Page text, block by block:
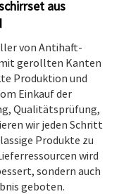
aus
von Antihaft-
gerollten Kanten
Produktion und
Einkauf der
Qualitätsprüfung,
wir jeden Schritt
Produkte zu
wird
sondern auch
geboten.